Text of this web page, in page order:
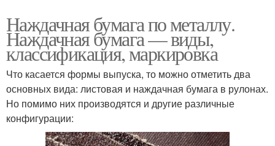
Наждачная бумага по металлу.
Наждачная бумага — виды,
классификация, маркировка
Что касается формы выпуска, то можно отметить два
основных вида: листовая и наждачная бумага в рулонах.
Но помимо них производятся и другие различные
конфигурации: